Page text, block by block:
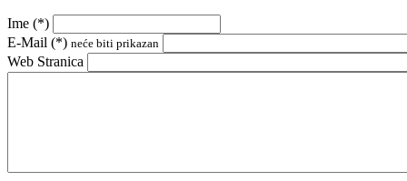
Ime (*)
E-Mail (*) neće biti prikazan
Web Stranica